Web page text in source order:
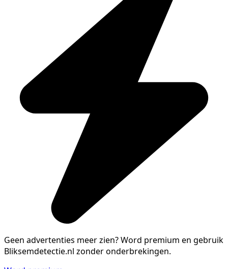
Geen advertenties meer zien?Word premium en gebruik
Bliksemdetectie.nl zonder onderbrekingen.